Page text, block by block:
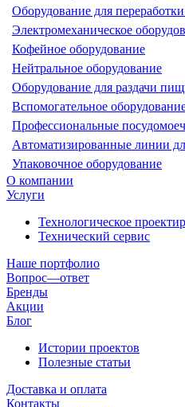
Оборудование для
Электромеханическое
Кофейное оборудование
Нейтральное оборудование
Оборудование для раздачи
Вспомогательное
Профессиональные
Автоматизированные линии
Упаковочное оборудование
О компании
Услуги
Технологическое
Технический сервис
Наше портфолио
Вопрос—ответ
Бренды
Акции
Блог
Истории проектов
Полезные статьи
Доставка и оплата
Контакты